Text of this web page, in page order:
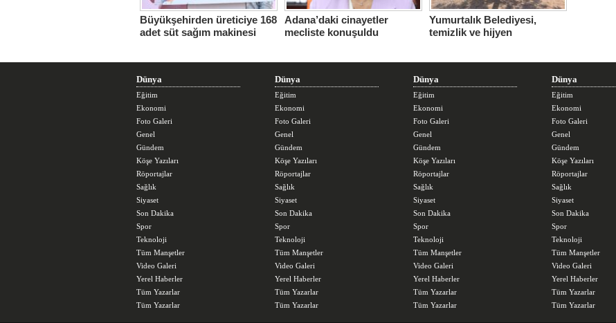
Büyükşehirden üreticiye 168
adet süt sağım makinesi
Adana’daki cinayetler
mecliste konuşuldu
Yumurtalık Belediyesi,
temizlik ve hijyen
Dünya
Eğitim
Ekonomi
Foto Galeri
Genel
Gündem
Köşe Yazıları
Röportajlar
Sağlık
Siyaset
Son Dakika
Spor
Teknoloji
Tüm Manşetler
Video Galeri
Yerel Haberler
Tüm Yazarlar
Tüm Yazarlar
Dünya
Eğitim
Ekonomi
Foto Galeri
Genel
Gündem
Köşe Yazıları
Röportajlar
Sağlık
Siyaset
Son Dakika
Spor
Teknoloji
Tüm Manşetler
Video Galeri
Yerel Haberler
Tüm Yazarlar
Tüm Yazarlar
Dünya
Eğitim
Ekonomi
Foto Galeri
Genel
Gündem
Köşe Yazıları
Röportajlar
Sağlık
Siyaset
Son Dakika
Spor
Teknoloji
Tüm Manşetler
Video Galeri
Yerel Haberler
Tüm Yazarlar
Tüm Yazarlar
Dünya
Eğitim
Ekonomi
Foto Galeri
Genel
Gündem
Köşe Yazıları
Röportajlar
Sağlık
Siyaset
Son Dakika
Spor
Teknoloji
Tüm Manşetler
Video Galeri
Yerel Haberler
Tüm Yazarlar
Tüm Yazarlar